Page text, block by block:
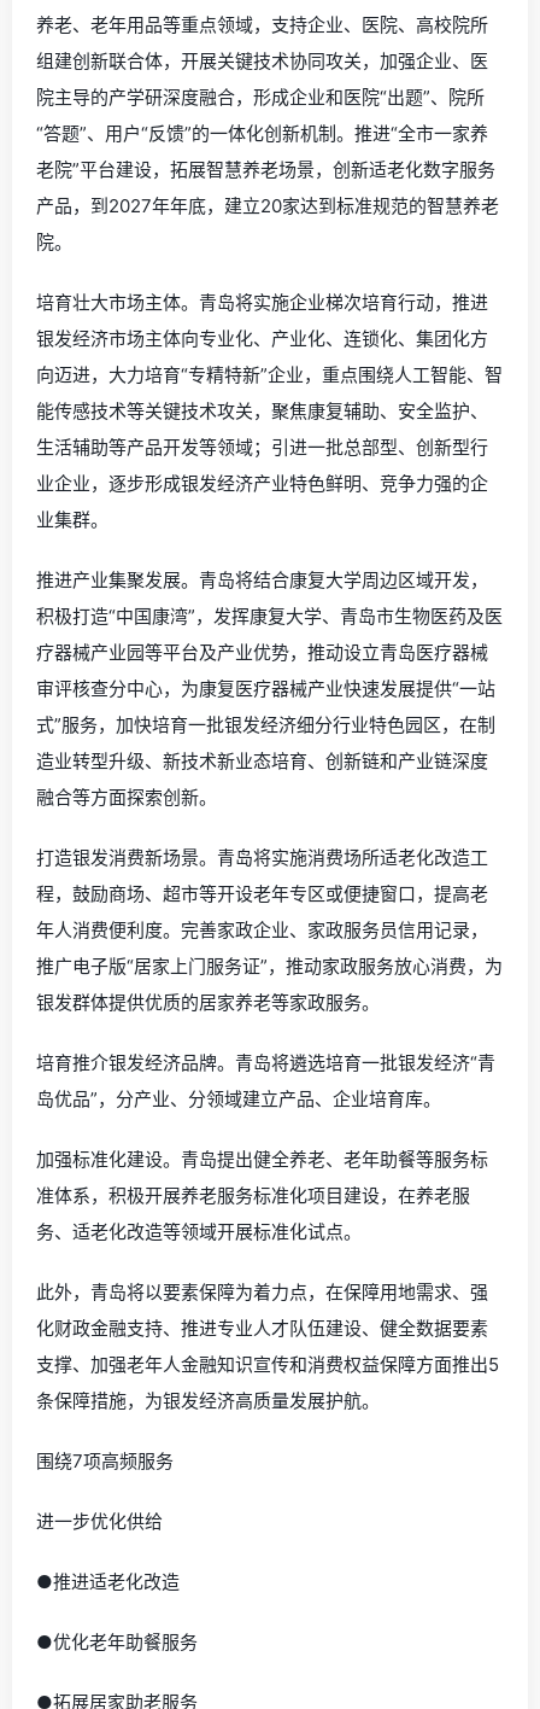
养老、老年用品等重点领域，支持企业、医院、高校院所
组建创新联合体，开展关键技术协同攻关，加强企业、医
院主导的产学研深度融合，形成企业和医院“出题”、院所
“答题”、用户“反馈”的一体化创新机制。推进“全市一家养
老院”平台建设，拓展智慧养老场景，创新适老化数字服务
产品，到2027年年底，建立20家达到标准规范的智慧养老
院。
培育壮大市场主体。青岛将实施企业梯次培育行动，推进
银发经济市场主体向专业化、产业化、连锁化、集团化方
向迈进，大力培育“专精特新”企业，重点围绕人工智能、智
能传感技术等关键技术攻关，聚焦康复辅助、安全监护、
生活辅助等产品开发等领域；引进一批总部型、创新型行
业企业，逐步形成银发经济产业特色鲜明、竞争力强的企
业集群。
推进产业集聚发展。青岛将结合康复大学周边区域开发，
积极打造“中国康湾”，发挥康复大学、青岛市生物医药及医
疗器械产业园等平台及产业优势，推动设立青岛医疗器械
审评核查分中心，为康复医疗器械产业快速发展提供“一站
式”服务，加快培育一批银发经济细分行业特色园区，在制
造业转型升级、新技术新业态培育、创新链和产业链深度
融合等方面探索创新。
打造银发消费新场景。青岛将实施消费场所适老化改造工
程，鼓励商场、超市等开设老年专区或便捷窗口，提高老
年人消费便利度。完善家政企业、家政服务员信用记录，
推广电子版“居家上门服务证”，推动家政服务放心消费，为
银发群体提供优质的居家养老等家政服务。
培育推介银发经济品牌。青岛将遴选培育一批银发经济“青
岛优品”，分产业、分领域建立产品、企业培育库。
加强标准化建设。青岛提出健全养老、老年助餐等服务标
准体系，积极开展养老服务标准化项目建设，在养老服
务、适老化改造等领域开展标准化试点。
此外，青岛将以要素保障为着力点，在保障用地需求、强
化财政金融支持、推进专业人才队伍建设、健全数据要素
支撑、加强老年人金融知识宣传和消费权益保障方面推出5
条保障措施，为银发经济高质量发展护航。
围绕7项高频服务
进一步优化供给
●推进适老化改造
●优化老年助餐服务
●拓展居家助老服务